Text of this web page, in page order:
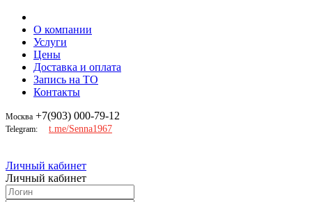
О компании
Услуги
Цены
Доставка и оплата
Запись на ТО
Контакты
Москва +7(903) 000-79-12
Telegram: t.me/Senna1967
Личный кабинет
Личный кабинет